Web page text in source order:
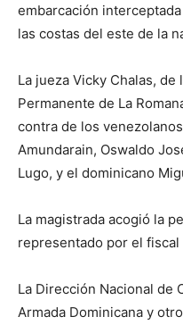
embarcación
las costas del este de la
La jueza Vicky Chalas,
Permanente de La
contra de los
Amundarain, Oswaldo
Lugo, y el dominicano
La magistrada acogió la
representado por el
La Dirección Nacional de
Armada Dominicana y